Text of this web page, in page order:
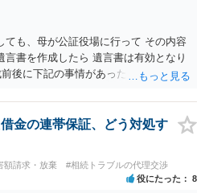
なるより、７０万円でまとめた方が
能性が出てきます。 応じるかどうか
うか、という点についての検討が不可
、代理人と相談するか、資料を持って
勧めします。
ても、母が公証役場に行って その内容
書を作成したら 遺言書は有効となり
後に下記の事情があったことが証明で
の第一声は「ここにいたら殺される」
聞くと「面会は出来ない。俺は携帯電
いる」「母の話は聞かなくて良い」と
話でも「食事に毒が入っている」「体
おかしかったです。 当時の診療記
を取得して 弁護士に面談で相談された
金の連帯保証、どう対処す
額請求・放棄 #相続トラブルの代理交渉
役にたった 8